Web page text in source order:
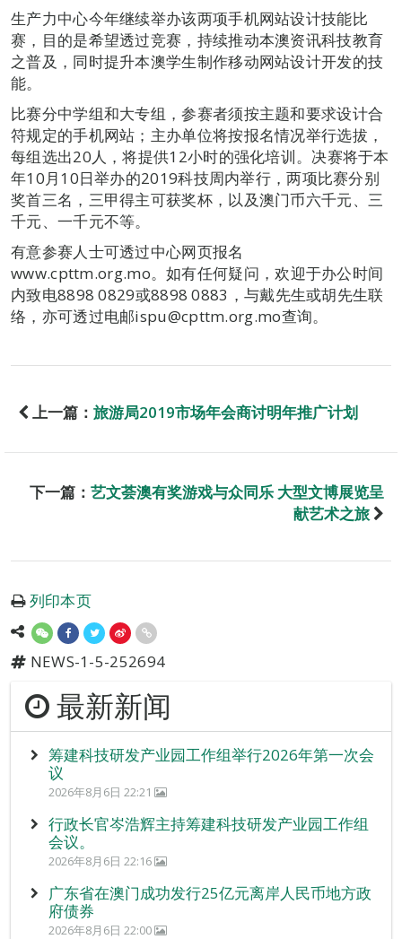
生产力中心今年继续举办该两项手机网站设计技能比
赛，目的是希望透过竞赛，持续推动本澳资讯科技教育
之普及，同时提升本澳学生制作移动网站设计开发的技
能。
比赛分中学组和大专组，参赛者须按主题和要求设计合
符规定的手机网站；主办单位将按报名情况举行选拔，
每组选出20人，将提供12小时的强化培训。决赛将于本
年10月10日举办的2019科技周内举行，两项比赛分别
奖首三名，三甲得主可获奖杯，以及澳门币六千元、三
千元、一千元不等。
有意参赛人士可透过中心网页报名
www.cpttm.org.mo。如有任何疑问，欢迎于办公时间
内致电8898 0829或8898 0883，与戴先生或胡先生联
络，亦可透过电邮ispu@cpttm.org.mo查询。
上一篇： 旅游局2019市场年会商讨明年推广计划
下一篇： 艺文荟澳有奖游戏与众同乐 大型文博展览呈
献艺术之旅
列印本页
NEWS-1-5-252694
最新新闻
筹建科技研发产业园工作组举行2026年第一次会
议
2026年8月6日 22:21
行政长官岑浩辉主持筹建科技研发产业园工作组
会议。
2026年8月6日 22:16
广东省在澳门成功发行25亿元离岸人民币地方政
府债券
2026年8月6日 22:00